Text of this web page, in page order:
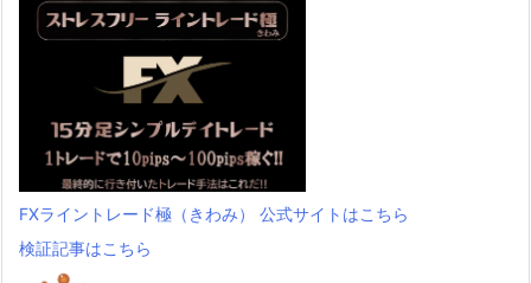
FXライントレード極（きわみ） 公式サイトはこちら
検証記事はこちら